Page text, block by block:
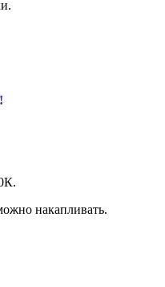
!
накапливать.